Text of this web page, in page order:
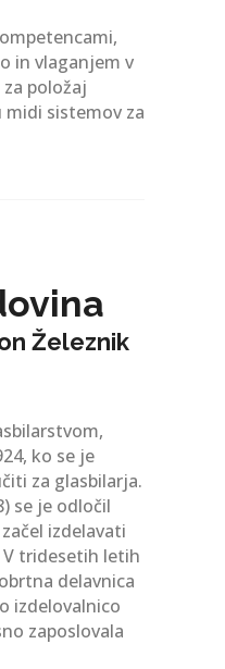
in vlaganjem v
položaj
sistemov za
Železnik
ko se je
za glasbilarja.
se je odločil
izdelavati
tridesetih letih
delavnica
izdelovalnico
zaposlovala